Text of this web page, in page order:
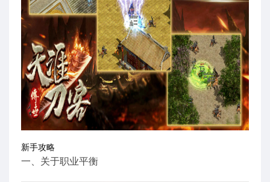
新手攻略
一、关于职业平衡